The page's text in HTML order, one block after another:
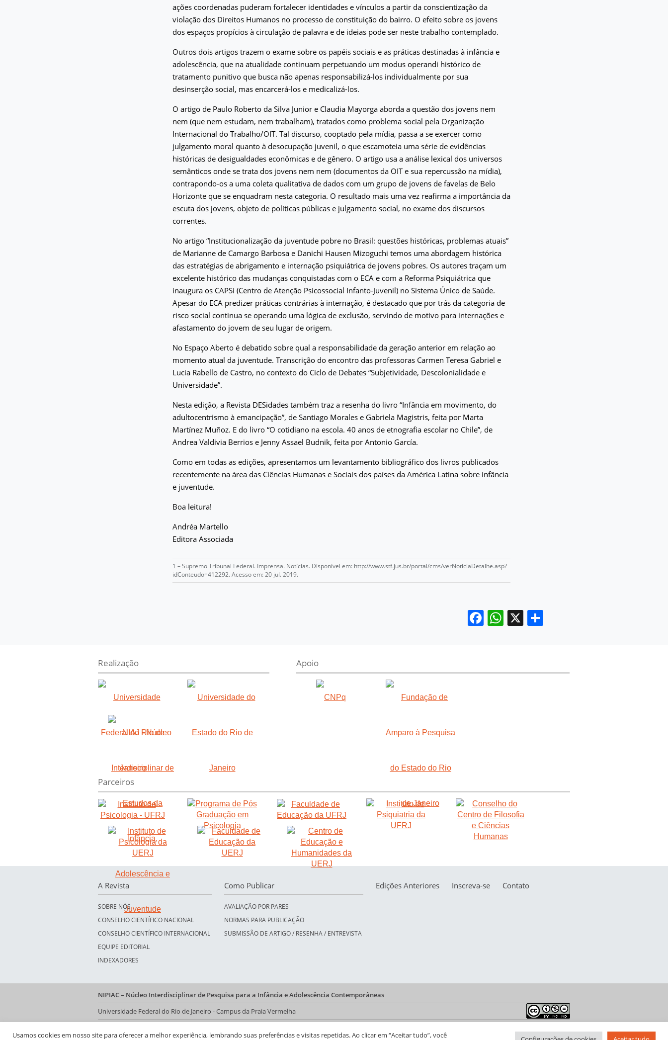
ações coordenadas puderam fortalecer identidades e vínculos a partir da conscientização da
violação dos Direitos Humanos no processo de constituição do bairro. O efeito sobre os jovens
dos espaços propícios à circulação de palavra e de ideias pode ser neste trabalho contemplado.
Outros dois artigos trazem o exame sobre os papéis sociais e as práticas destinadas à infância e
adolescência, que na atualidade continuam perpetuando um modus operandi histórico de
tratamento punitivo que busca não apenas responsabilizá-los individualmente por sua
desinserção social, mas encarcerá-los e medicalizá-los.
O artigo de Paulo Roberto da Silva Junior e Claudia Mayorga aborda a questão dos jovens nem
nem (que nem estudam, nem trabalham), tratados como problema social pela Organização
Internacional do Trabalho/OIT. Tal discurso, cooptado pela mídia, passa a se exercer como
julgamento moral quanto à desocupação juvenil, o que escamoteia uma série de evidências
históricas de desigualdades econômicas e de gênero. O artigo usa a análise lexical dos universos
semânticos onde se trata dos jovens nem nem (documentos da OIT e sua repercussão na mídia),
contrapondo-os a uma coleta qualitativa de dados com um grupo de jovens de favelas de Belo
Horizonte que se enquadram nesta categoria. O resultado mais uma vez reafirma a importância da
escuta dos jovens, objeto de políticas públicas e julgamento social, no exame dos discursos
correntes.
No artigo “Institucionalização da juventude pobre no Brasil: questões históricas, problemas atuais”
de Marianne de Camargo Barbosa e Danichi Hausen Mizoguchi temos uma abordagem histórica
das estratégias de abrigamento e internação psiquiátrica de jovens pobres. Os autores traçam um
excelente histórico das mudanças conquistadas com o ECA e com a Reforma Psiquiátrica que
inaugura os CAPSi (Centro de Atenção Psicossocial Infanto-Juvenil) no Sistema Único de Saúde.
Apesar do ECA predizer práticas contrárias à internação, é destacado que por trás da categoria de
risco social continua se operando uma lógica de exclusão, servindo de motivo para internações e
afastamento do jovem de seu lugar de origem.
No Espaço Aberto é debatido sobre qual a responsabilidade da geração anterior em relação ao
momento atual da juventude. Transcrição do encontro das professoras Carmen Teresa Gabriel e
Lucia Rabello de Castro, no contexto do Ciclo de Debates “Subjetividade, Descolonialidade e
Universidade”.
Nesta edição, a Revista DESidades também traz a resenha do livro “Infância em movimento, do
adultocentrismo à emancipação”, de Santiago Morales e Gabriela Magistris, feita por Marta
Martínez Muñoz. E do livro “O cotidiano na escola. 40 anos de etnografia escolar no Chile”, de
Andrea Valdivia Berrios e Jenny Assael Budnik, feita por Antonio García.
Como em todas as edições, apresentamos um levantamento bibliográfico dos livros publicados
recentemente na área das Ciências Humanas e Sociais dos países da América Latina sobre infância
e juventude.
Boa leitura!
Andréa Martello
Editora Associada
1 – Supremo Tribunal Federal. Imprensa. Notícias. Disponível em: http://www.stf.jus.br/portal/cms/verNoticiaDetalhe.asp?
idConteudo=412292. Acesso em: 20 jul. 2019.
Facebook
WhatsApp
X
Realização Apoio
Parceiros
A Revista
SOBRE NÓS
CONSELHO CIENTÍFICO NACIONAL
CONSELHO CIENTÍFICO INTERNACIONAL
EQUIPE EDITORIAL
INDEXADORES
Como Publicar
AVALIAÇÃO POR PARES
NORMAS PARA PUBLICAÇÃO
SUBMISSÃO DE ARTIGO / RESENHA / ENTREVISTA
Edições Anteriores Inscreva-se Contato
NIPIAC – Núcleo Interdisciplinar de Pesquisa para a Infância e Adolescência Contemporâneas
Universidade Federal do Rio de Janeiro - Campus da Praia Vermelha
Usamos cookies em nosso site para oferecer a melhor experiência, lembrando suas preferências e visitas repetidas. Ao clicar em “Aceitar tudo”, você